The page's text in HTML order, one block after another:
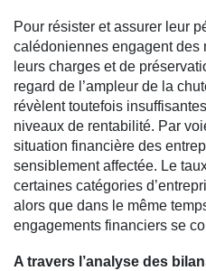
Pour résister et assurer leur
calédoniennes engagent des
leurs charges et de
regard de l’ampleur de la
révèlent toutefois
niveaux de rentabilité. Par
situation financière des
sensiblement affectée. Le
certaines catégories
alors que dans le même
engagements financiers se
A travers l’analyse des